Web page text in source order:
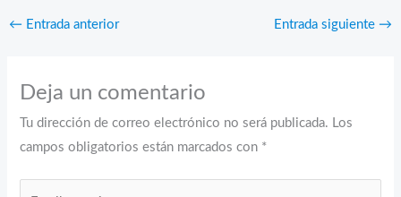
← Entrada anterior Entrada siguiente →
Deja un comentario
Tu dirección de correo electrónico no será publicada. Los
campos obligatorios están marcados con *